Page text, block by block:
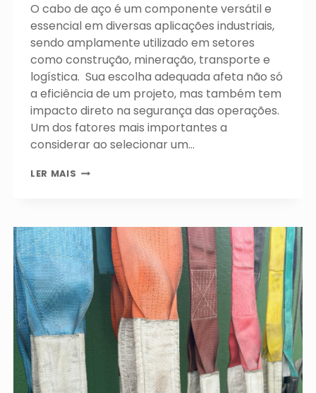
O cabo de aço é um componente versátil e
essencial em diversas aplicações industriais,
sendo amplamente utilizado em setores
como construção, mineração, transporte e
logística. Sua escolha adequada afeta não só
a eficiência de um projeto, mas também tem
impacto direto na segurança das operações.
Um dos fatores mais importantes a
considerar ao selecionar um…
LER MAIS VOCÊ
DIFERENÇA
ENTRE
CABO
DE
AÇO
ALMA
FIBRA
E
CABO
DE
AÇO
ALMA
AÇO?